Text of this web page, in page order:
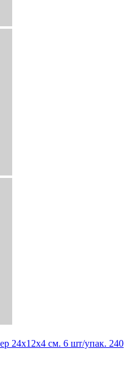
24x12x4 см. 6 шт/упак. 240